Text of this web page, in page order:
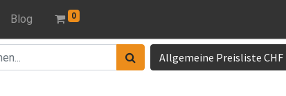
Blog 0
Allgemeine Preisliste CHF